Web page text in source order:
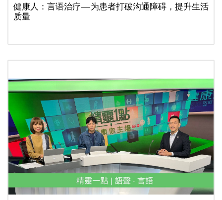
健康人：言语治疗—为患者打破沟通障碍，提升生活
质量